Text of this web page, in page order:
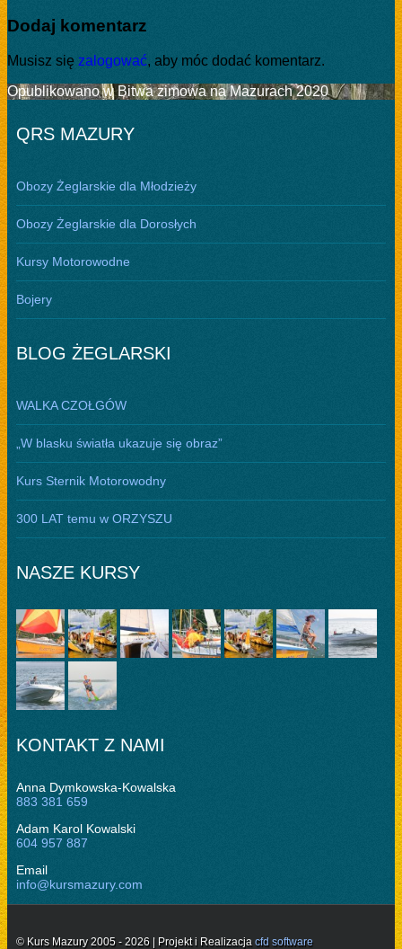
Dodaj komentarz
Musisz się zalogować, aby móc dodać komentarz.
Nawigacja
Opublikowano wBitwa zimowa na Mazurach 2020
QRS MAZURY
Obozy Żeglarskie dla Młodzieży
Obozy Żeglarskie dla Dorosłych
Kursy Motorowodne
Bojery
BLOG ŻEGLARSKI
WALKA CZOŁGÓW
„W blasku światła ukazuje się obraz”
Kurs Sternik Motorowodny
300 LAT temu w ORZYSZU
NASZE KURSY
KONTAKT Z NAMI
Anna Dymkowska-Kowalska
883 381 659
Adam Karol Kowalski
604 957 887
Email
info@kursmazury.com
© Kurs Mazury 2005 - 2026 | Projekt i Realizacja cfd software